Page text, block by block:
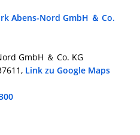
Abens-Nord GmbH ＆ Co.
GmbH ＆ Co. KG
Link zu Google Maps